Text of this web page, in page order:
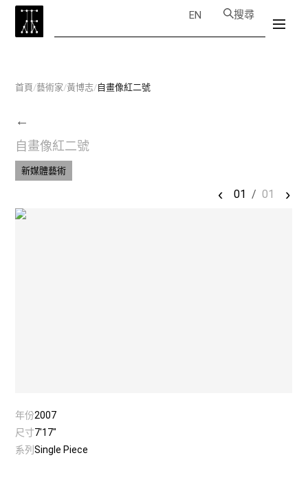
EN 搜尋
首頁/藝術家/黃博志/自畫像紅二號
←
自畫像紅二號
新媒體藝術
‹ 01 / 01 ›
年份2007
尺寸7'17"
系列Single Piece